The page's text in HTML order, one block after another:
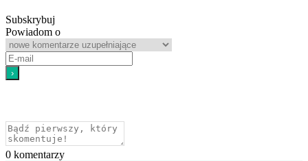
Subskrybuj
Powiadom o
0 komentarzy